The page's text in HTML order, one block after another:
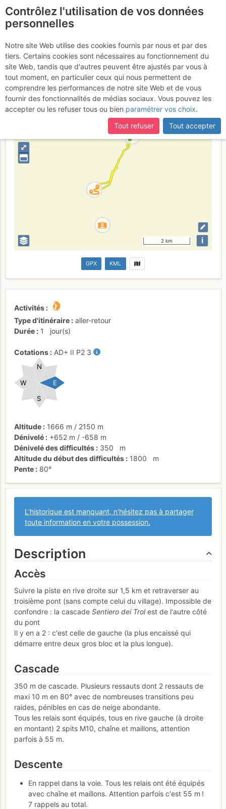
Cogne - Valnontey :
Sentiero dei Trol
Italie Grand Paradis Vallée d'Aoste
⤢
2 km i
GPX KML
Activités
Type d'itinéraire
aller-retour
Durée
1 jour(s)
Cotations AD+ II P2 3
E
W
S
N
Altitude 1666 m / 2150 m
Dénivelé
+652 m / -658 m
Dénivelé des difficultés
350
m
Altitude du début des difficultés
1800
m
Pente
80°
L'historique est manquant, n'hésitez pas à partager
toute information en votre possession.
Description
Accès
Suivre la piste en rive droite sur 1,5 km et retraverser au
troisième pont (sans compte celui du village). Impossible de
confondre : la cascade Sentiero dei Trolest de l'autre côté
du pont
Il y en a 2 : c'est celle de gauche (la plus encaissé qui
démarre entre deux gros bloc et la plus longue).
Cascade
350 m de cascade. Plusieurs ressauts dont 2 ressauts de
maxi 10 m en 80° avec de nombreuses transitions peu
raides, pénibles en cas de neige abondante.
Tous les relais sont équipés, tous en rive gauche (à droite
en montant) 2 spits M10, chaîne et maillons, attention
parfois à 55 m.
Descente
En rappel dans la voie. Tous les relais ont été équipés
avec chaîne et maillons. Attention parfois c'est 55 m !
7 rappels au total.
Contrôlez l'utilisation de vos données
personnelles
Notre site Web utilise des cookies fournis par nous et par des
tiers. Certains cookies sont nécessaires au fonctionnement du
site Web, tandis que d'autres peuvent être ajustés par vous à
tout moment, en particulier ceux qui nous permettent de
comprendre les performances de notre site Web et de vous
fournir des fonctionnalités de médias sociaux. Vous pouvez les
accepter ou les refuser tous ou bien paramétrer vos choix.
Tout refuser
Tout accepter